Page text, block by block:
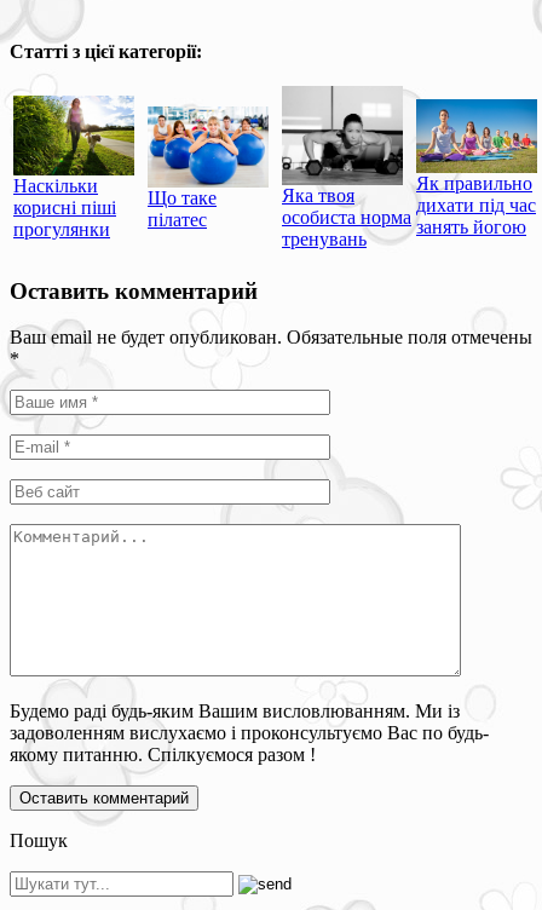
Статті з цієї категорії:
Наскільки
корисні піші
прогулянки
Що таке
пілатес
Яка твоя
особиста норма
тренувань
Як правильно
дихати під час
занять йогою
Оставить комментарий
Ваш email не будет опубликован. Обязательные поля отмечены
*
Будемо раді будь-яким Вашим висловлюванням. Ми із
задоволенням вислухаємо і проконсультуємо Вас по будь-
якому питанню. Спілкуємося разом !
Пошук